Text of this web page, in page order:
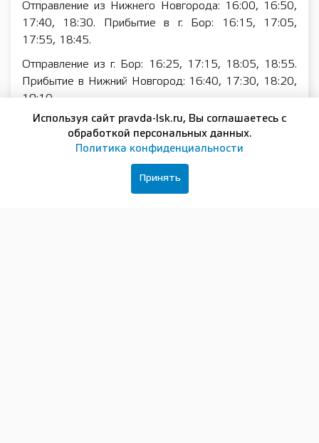
Отправление из Нижнего Новгорода: 16:00, 16:50,
17:40, 18:30. Прибытие в г. Бор: 16:15, 17:05,
17:55, 18:45.
Отправление из г. Бор: 16:25, 17:15, 18:05, 18:55.
Прибытие в Нижний Новгород: 16:40, 17:30, 18:20,
19:10.
Стоимость билета в одну сторону составляет 130
рублей. Билеты на рейсы можно приобрести на
официальном сайте vodoletnn.ru, в кассах на пл.
Маркина, 15А (кассовый павильон № 2), или на
причале перед отправлением рейса при наличии
Используя сайт pravda-lsk.ru, Вы соглашаетесь с
обработкой персональных данных.
Политика конфиденциальности
Принять